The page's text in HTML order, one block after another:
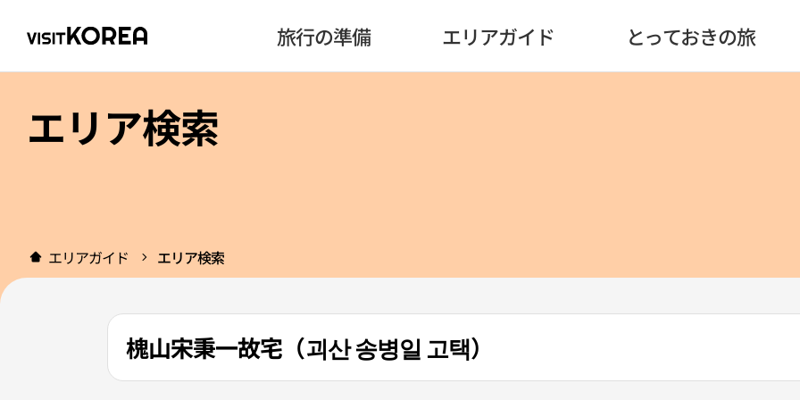
旅行の準備 エリアガイド とっておきの旅
エリア検索
エリアガイド エリア検索
槐山宋秉一故宅（괴산 송병일 고택）